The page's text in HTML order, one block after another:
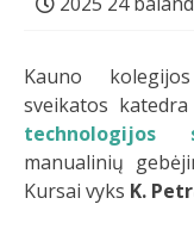
Kauno
sveikatos
technologijos
manualinių
Kursai vyks K.